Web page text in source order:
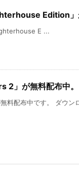
Edition」
E ...
」が無料配布中。
料配布中です。 ダウン